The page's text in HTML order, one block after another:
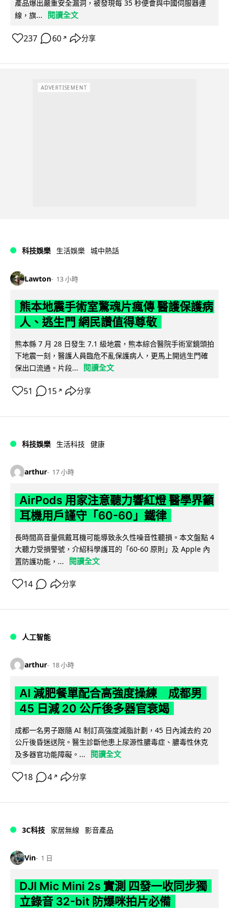
產品爆出嚴重安全漏洞，被發現每 35 秒便會與中國伺服器連
線，旗...
閱讀全文
237 60 ↗ 分享
ADVERTISEMENT
科技娛樂 生活娛樂 城中熱話
Lawton 13 小時
熊本地震手術室驚魂片瘋傳 醫護保護病
人、逃生門 網民讚值得尊敬
熊本縣 7 月 28 日發生 7.1 級地震，熊本綜合醫院手術室鏡頭拍
下地震一刻，醫護人員臨危不亂保護病人，更馬上開逃生門確
保出口流通。片段...
閱讀全文
51 15 ↗ 分享
科技娛樂 生活科技 健康
arthur 17 小時
AirPods 用家注意聽力響紅燈 醫學界籲
耳機用戶謹守「60-60」鐵律
長時間高音量佩戴耳機可能導致永久性噪音性聽損。本文盤點 4
大聽力受損警號，介紹科學護耳的「60-60 原則」及 Apple 內
置防護功能，...
閱讀全文
14 分享
人工智能
arthur 18 小時
AI 減肥餐單配合高強度操練 成都男
45 日減 20 公斤後多器官衰竭
成都一名男子跟隨 AI 制訂高強度減脂計劃，45 日內減去約 20
公斤後昏迷送院。醫生診斷他患上尿源性膿毒症、膿毒性休克
及多器官功能障礙。...
閱讀全文
18 4 ↗ 分享
3C科技 家居無線 影音產品
Vin 1 日
DJI Mic Mini 2s 實測 四發一收同步獨
立錄音 32-bit 防爆咪拍片必備